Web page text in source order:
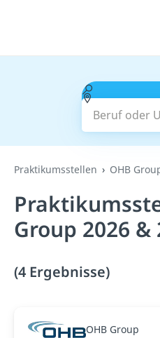
Beruf oder
Praktikumsstellen OHB
Group 2026 &
(4 Ergebnisse)
OHB Group